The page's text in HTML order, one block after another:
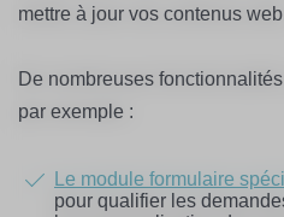
mettre à jour vos contenus
De nombreuses
par exemple :
Le module formulaire
pour qualifier les